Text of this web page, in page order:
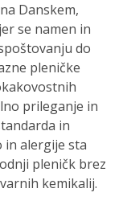
Danskem,
se namen in
do
pleničke
prileganje in
in
in alergije sta
pleničk brez
kemikalij.